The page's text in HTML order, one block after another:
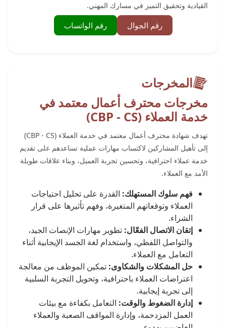
القيادية وتحقيق التميز في مسارك المهني.
رقم الجوال رقم الواتساب
المخرجات
مخرجات محترف أعمال معتمد في
خدمة العملاء (CBP - CS)
تهدف شهادة محترف أعمال معتمد في خدمة العملاء (CBP - CS)
إلى تأهيل المشاركين لاكتساب مهارات عملية تساعدهم على تقديم
خدمة عملاء احترافية، وتحسين تجربة العميل، وبناء علاقات طويلة
الأمد مع العملاء.
فهم سلوك المستهلك: القدرة على تحليل احتياجات
العملاء وتوقعاتهم المتغيرة، وفهم تأثيرها على قرار
الشراء.
إتقان الاتصال الفعّال: تطوير مهارات الإنصات الجيد،
والتواصل اللفظي، واستخدام لغة الجسد الإيجابية أثناء
التعامل مع العملاء.
حل المشكلات والشكاوى: تمكين الموظف من معالجة
اعتراضات العملاء باحترافية، وتحويل التجربة السلبية
إلى تجربة إيجابية.
إدارة الضغوط والوقت: التعامل بكفاءة مع بيئات
العمل المزدحمة، وإدارة المواقف الصعبة والعملاء